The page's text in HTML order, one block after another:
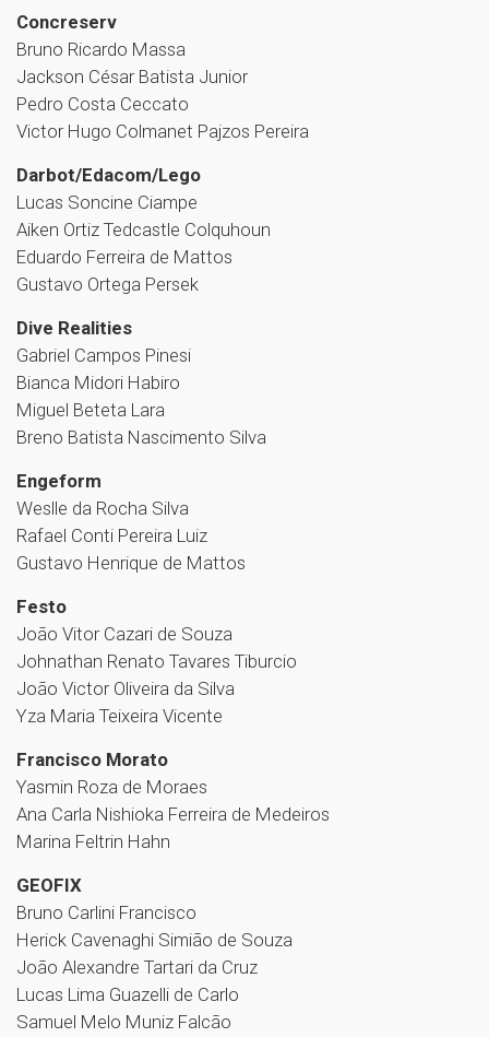
Concreserv
Bruno Ricardo Massa
Jackson César Batista Junior
Pedro Costa Ceccato
Victor Hugo Colmanet Pajzos Pereira
Darbot/Edacom/Lego
Lucas Soncine Ciampe
Aiken Ortiz Tedcastle Colquhoun
Eduardo Ferreira de Mattos
Gustavo Ortega Persek
Dive Realities
Gabriel Campos Pinesi
Bianca Midori Habiro
Miguel Beteta Lara
Breno Batista Nascimento Silva
Engeform
Weslle da Rocha Silva
Rafael Conti Pereira Luiz
Gustavo Henrique de Mattos
Festo
João Vitor Cazari de Souza
Johnathan Renato Tavares Tiburcio
João Victor Oliveira da Silva
Yza Maria Teixeira Vicente
Francisco Morato
Yasmin Roza de Moraes
Ana Carla Nishioka Ferreira de Medeiros
Marina Feltrin Hahn
GEOFIX
Bruno Carlini Francisco
Herick Cavenaghi Simião de Souza
João Alexandre Tartari da Cruz
Lucas Lima Guazelli de Carlo
Samuel Melo Muniz Falcão